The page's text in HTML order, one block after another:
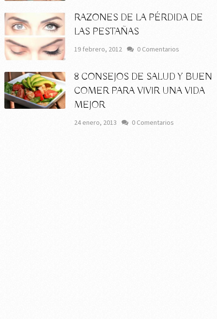
RAZONES DE LA PÉRDIDA DE
LAS PESTAÑAS
19 febrero, 2012 0 Comentarios
8 CONSEJOS DE SALUD Y BUEN
COMER PARA VIVIR UNA VIDA
MEJOR
24 enero, 2013 0 Comentarios